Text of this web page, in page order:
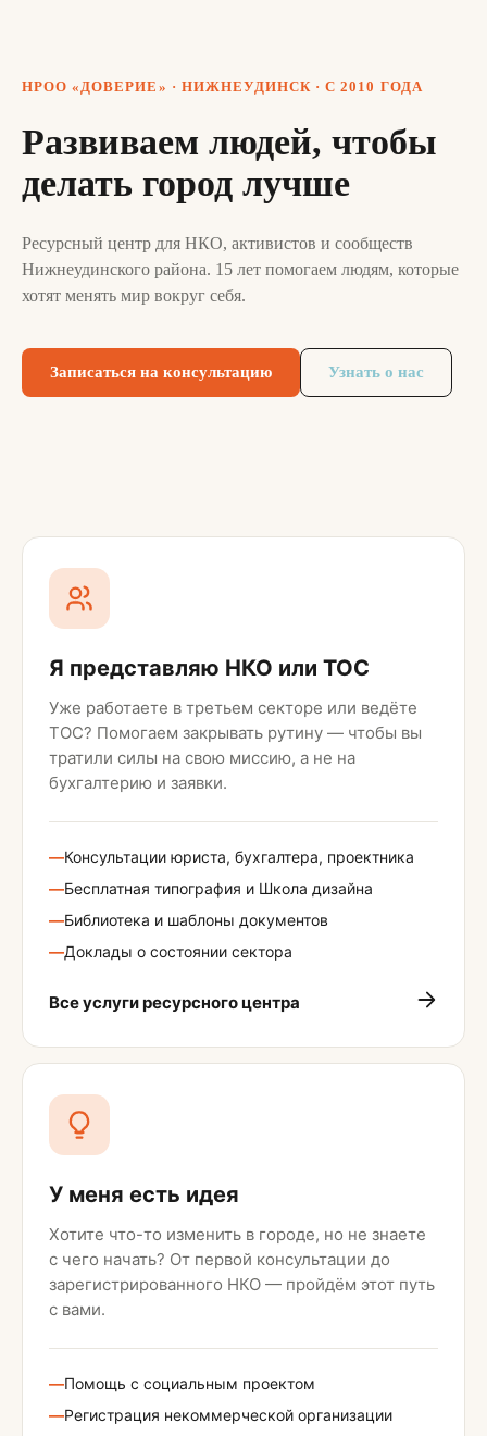
НРОО «ДОВЕРИЕ» · НИЖНЕУДИНСК · С 2010 ГОДА
Развиваем людей, чтобы
делать город лучше
Ресурсный центр для НКО, активистов и сообществ
Нижнеудинского района. 15 лет помогаем людям, которые
хотят менять мир вокруг себя.
Записаться на консультацию Узнать о нас
Я представляю НКО или ТОС
Уже работаете в третьем секторе или ведёте
ТОС? Помогаем закрывать рутину — чтобы вы
тратили силы на свою миссию, а не на
бухгалтерию и заявки.
—Консультации юриста, бухгалтера, проектника
—Бесплатная типография и Школа дизайна
—Библиотека и шаблоны документов
—Доклады о состоянии сектора
Все услуги ресурсного центра
У меня есть идея
Хотите что-то изменить в городе, но не знаете
с чего начать? От первой консультации до
зарегистрированного НКО — пройдём этот путь
с вами.
—Помощь с социальным проектом
—Регистрация некоммерческой организации